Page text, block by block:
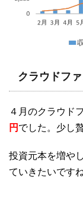
クラウドフ
４月のクラウド
円 でした。少し
投資元本を増や
ていきたいですね